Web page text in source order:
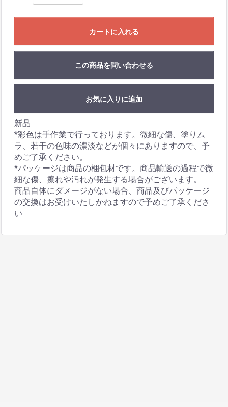
カートに入れる
この商品を問い合わせる
お気に入りに追加
新品
*彩色は手作業で行っております。微細な傷、塗りム
ラ、若干の色味の濃淡などが個々にありますので、予
めご了承ください。
*パッケージは商品の梱包材です。商品輸送の過程で微
細な傷、擦れや汚れが発生する場合がございます。
商品自体にダメージがない場合、商品及びパッケージ
の交換はお受けいたしかねますので予めご了承くださ
い